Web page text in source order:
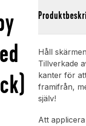
Håll
Tillverkade
kanter för
framifrån,
själv!
Att